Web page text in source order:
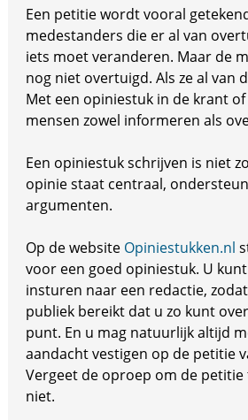
Een petitie wordt vooral
medestanders die er al van
iets moet veranderen. Maar de
nog niet overtuigd. Als ze al van
Met een opiniestuk in de krant
mensen zowel informeren als
Een opiniestuk schrijven is niet
opinie staat centraal,
argumenten.
Op de website Opiniestukken.nl
voor een goed opiniestuk. U
insturen naar een redactie,
publiek bereikt dat u zo kunt
punt. En u mag natuurlijk altijd
aandacht vestigen op de petitie
Vergeet de oproep om de
niet.